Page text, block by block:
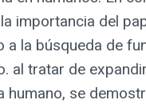
importancia del
a la búsqueda de
al tratar de
humano, se